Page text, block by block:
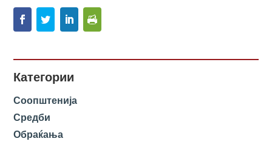
Категории
Соопштенија
Средби
Обраќања